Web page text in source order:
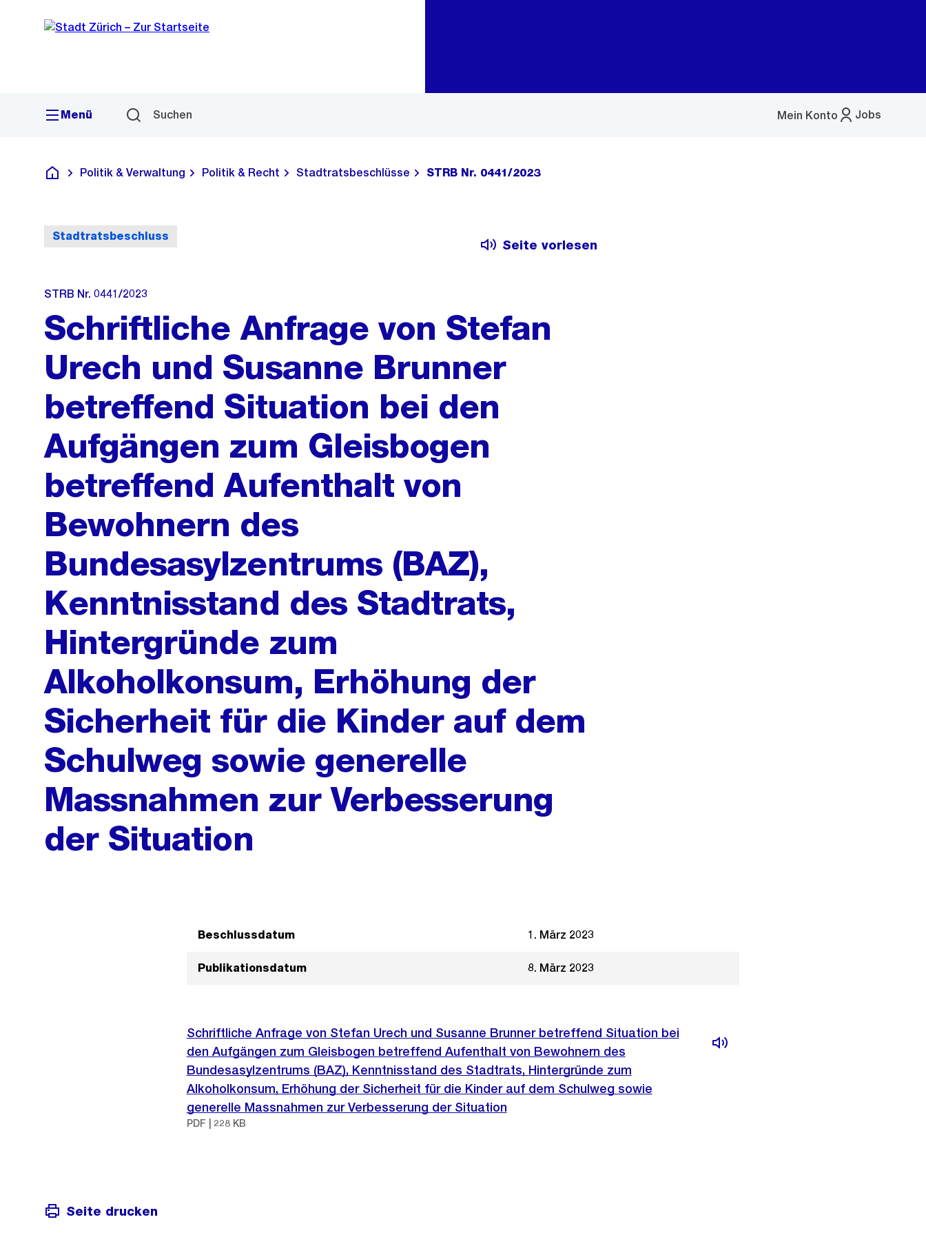
Navigation
Sprunglink
Menü Suchen Jobs
Mein Konto
Menü
Deutsch
Politik & Verwaltung Politik & Recht Stadtratsbeschlüsse STRB Nr. 0441/2023
Stadtratsbeschluss
Seite vorlesen
STRB Nr. 0441/2023
Schriftliche Anfrage von Stefan
Urech und Susanne Brunner
betreffend Situation bei den
Aufgängen zum Gleisbogen
betreffend Aufenthalt von
Bewohnern des
Bundesasylzentrums (BAZ),
Kenntnisstand des Stadtrats,
Hintergründe zum
Alkoholkonsum, Erhöhung der
Sicherheit für die Kinder auf dem
Schulweg sowie generelle
Massnahmen zur Verbesserung
der Situation
Beschlussdatum 1. März 2023
Publikationsdatum 8. März 2023
Schriftliche Anfrage von Stefan Urech und Susanne Brunner betreffend Situation bei
den Aufgängen zum Gleisbogen betreffend Aufenthalt von Bewohnern des
Bundesasylzentrums (BAZ), Kenntnisstand des Stadtrats, Hintergründe zum
Alkoholkonsum, Erhöhung der Sicherheit für die Kinder auf dem Schulweg sowie
generelle Massnahmen zur Verbesserung der Situation
PDF | 228 KB
Seite drucken